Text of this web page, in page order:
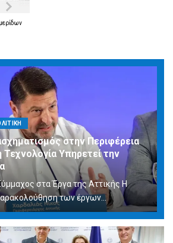
στην Περιφέρεια
Τεχνολογία Υπηρετεί την
στα Έργα της Αττικής Η
των έργων...